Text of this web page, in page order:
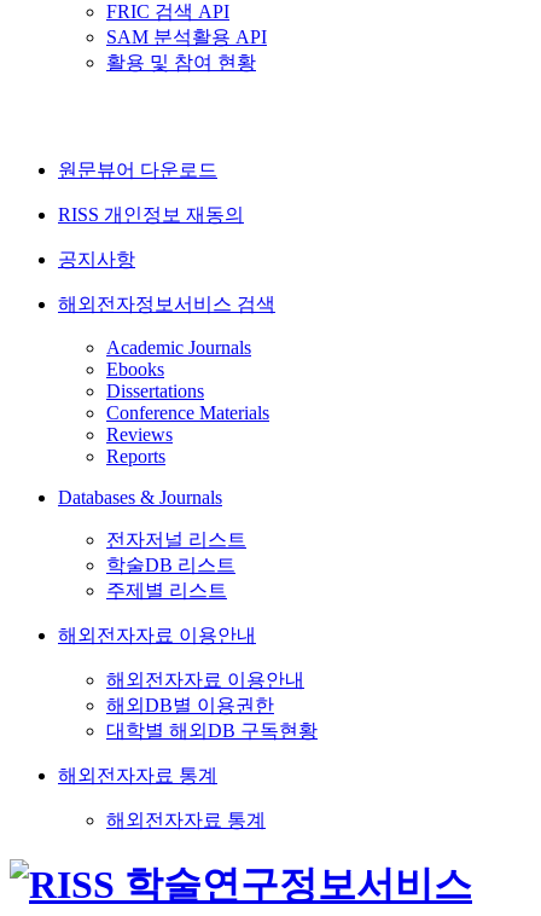
FRIC 검색 API
SAM 분석활용 API
활용 및 참여 현황
원문뷰어 다운로드
RISS 개인정보 재동의
공지사항
해외전자정보서비스 검색
Academic Journals
Ebooks
Dissertations
Conference Materials
Reviews
Reports
Databases & Journals
전자저널 리스트
학술DB 리스트
주제별 리스트
해외전자자료 이용안내
해외전자자료 이용안내
해외DB별 이용권한
대학별 해외DB 구독현황
해외전자자료 통계
해외전자자료 통계